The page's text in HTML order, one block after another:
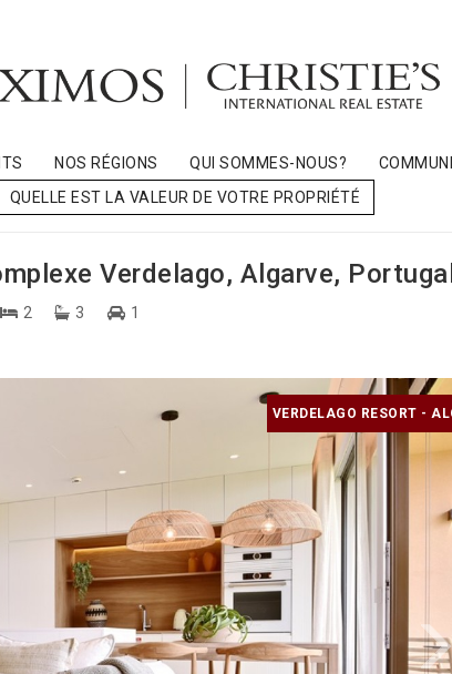
NOS RÉGIONS QUI SOMMES-NOUS?
QUELLE EST LA VALEUR DE VOTRE PROPRIÉTÉ
Verdelago, Algarve, Portugal
2 3 1
VERDELAGO RESORT -